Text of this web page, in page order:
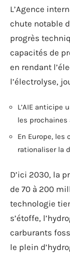
L’Agence
chute notable
progrès
capacités de
en rendant
l’électrolyse,
L’AIE anticipe
les prochaines
En Europe,
rationaliser la
D’ici 2030, la
de 70 à 200
technologie
s’étoffe,
carburants
le plein